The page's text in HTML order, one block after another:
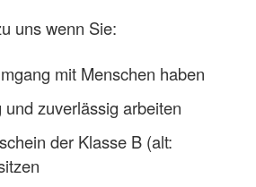
uns wenn Sie:
mit Menschen haben
zuverlässig arbeiten
der Klasse B (alt: